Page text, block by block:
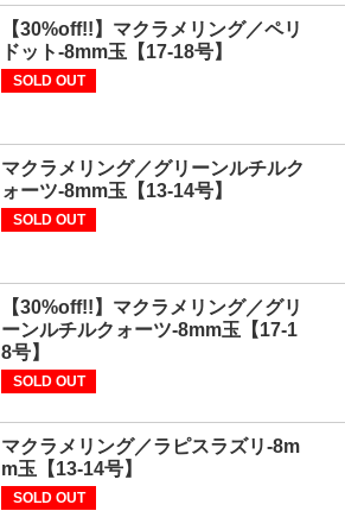
【30%off!!】マクラメリング／ペリ
ドット-8mm玉【17-18号】
SOLD OUT
マクラメリング／グリーンルチルク
ォーツ-8mm玉【13-14号】
SOLD OUT
【30%off!!】マクラメリング／グリ
ーンルチルクォーツ-8mm玉【17-1
8号】
SOLD OUT
マクラメリング／ラピスラズリ-8m
m玉【13-14号】
SOLD OUT